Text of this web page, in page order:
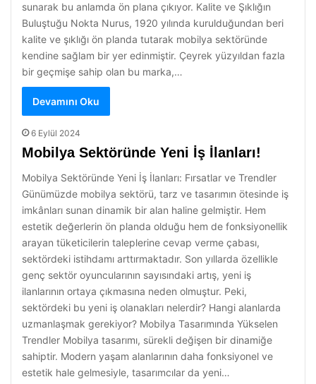
sunarak bu anlamda ön plana çıkıyor. Kalite ve Şıklığın
Buluştuğu Nokta Nurus, 1920 yılında kurulduğundan beri
kalite ve şıklığı ön planda tutarak mobilya sektöründe
kendine sağlam bir yer edinmiştir. Çeyrek yüzyıldan fazla
bir geçmişe sahip olan bu marka,…
Devamını Oku
6 Eylül 2024
Mobilya Sektöründe Yeni İş İlanları!
Mobilya Sektöründe Yeni İş İlanları: Fırsatlar ve Trendler
Günümüzde mobilya sektörü, tarz ve tasarımın ötesinde iş
imkânları sunan dinamik bir alan haline gelmiştir. Hem
estetik değerlerin ön planda olduğu hem de fonksiyonellik
arayan tüketicilerin taleplerine cevap verme çabası,
sektördeki istihdamı arttırmaktadır. Son yıllarda özellikle
genç sektör oyuncularının sayısındaki artış, yeni iş
ilanlarının ortaya çıkmasına neden olmuştur. Peki,
sektördeki bu yeni iş olanakları nelerdir? Hangi alanlarda
uzmanlaşmak gerekiyor? Mobilya Tasarımında Yükselen
Trendler Mobilya tasarımı, sürekli değişen bir dinamiğe
sahiptir. Modern yaşam alanlarının daha fonksiyonel ve
estetik hale gelmesiyle, tasarımcılar da yeni…